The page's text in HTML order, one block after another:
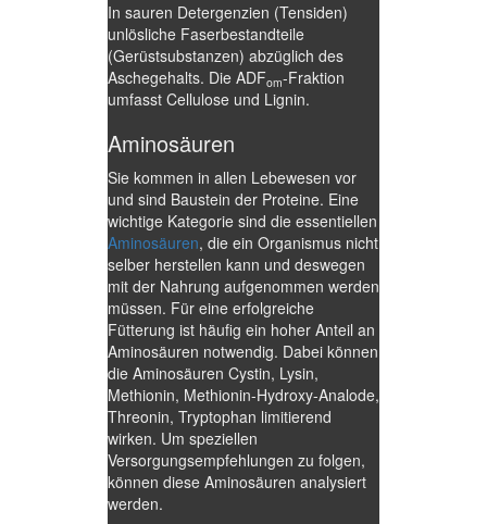
In sauren Detergenzien (Tensiden)
unlösliche Faserbestandteile
(Gerüstsubstanzen) abzüglich des
Aschegehalts. Die ADFom-Fraktion
umfasst Cellulose und Lignin.
Aminosäuren
Sie kommen in allen Lebewesen vor
und sind Baustein der Proteine. Eine
wichtige Kategorie sind die essentiellen
Aminosäuren, die ein Organismus nicht
selber herstellen kann und deswegen
mit der Nahrung aufgenommen werden
müssen. Für eine erfolgreiche
Fütterung ist häufig ein hoher Anteil an
Aminosäuren notwendig. Dabei können
die Aminosäuren Cystin, Lysin,
Methionin, Methionin-Hydroxy-Analode,
Threonin, Tryptophan limitierend
wirken. Um speziellen
Versorgungsempfehlungen zu folgen,
können diese Aminosäuren analysiert
werden.